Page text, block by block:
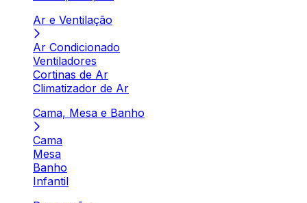
Ar e Ventilação
Ar Condicionado
Ventiladores
Cortinas de Ar
Climatizador de Ar
Cama, Mesa e Banho
Cama
Mesa
Banho
Infantil